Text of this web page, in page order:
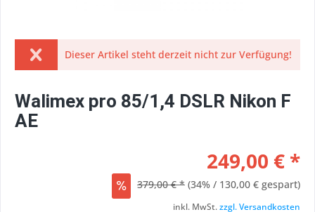
Dieser Artikel steht derzeit nicht zur Verfügung!
Walimex pro 85/1,4 DSLR Nikon F
AE
249,00 € *
379,00 € * (34% / 130,00 € gespart)
inkl. MwSt.zzgl. Versandkosten